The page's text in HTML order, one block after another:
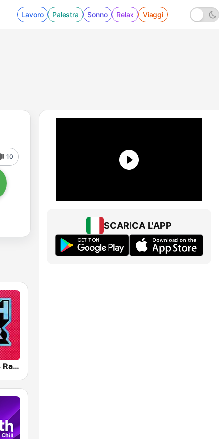
Lavoro Palestra Sonno Relax Viaggi
10
Greatest Hits Radio
SCARICA L'APP